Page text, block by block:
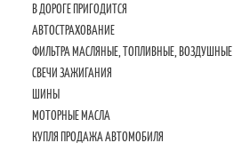
В ДОРОГЕ ПРИГОДИТСЯ
АВТОСТРАХОВАНИЕ
ФИЛЬТРА МАСЛЯНЫЕ, ТОПЛИВНЫЕ, ВОЗДУШНЫЕ
СВЕЧИ ЗАЖИГАНИЯ
ШИНЫ
МОТОРНЫЕ МАСЛА
КУПЛЯ ПРОДАЖА АВТОМОБИЛЯ